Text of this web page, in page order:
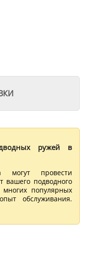
ружей в
могут провести
вашего подводного
популярных
обслуживания.